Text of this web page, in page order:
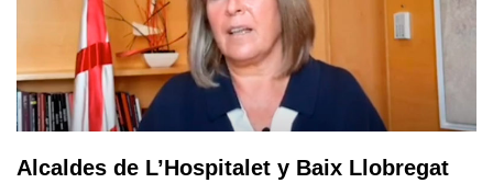
Alcaldes de L’Hospitalet y Baix Llobregat